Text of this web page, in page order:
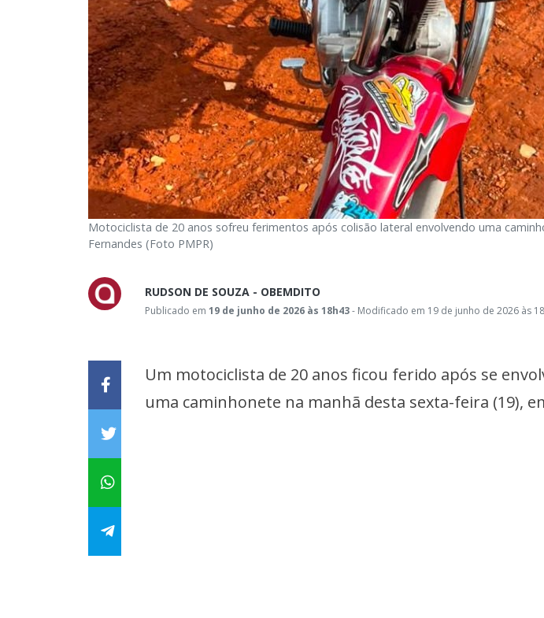
Motociclista de 20 anos sofreu ferimentos após colisão lateral envolvendo uma
Fernandes (Foto PMPR)
RUDSON DE SOUZA - OBEMDITO
Publicado em19 de junho de 2026 às 18h43- Modificado em 19 de junho de 2026 às
Um motociclista de 20 anos ficou ferido após se
uma caminhonete na manhã desta sexta-feira (19),